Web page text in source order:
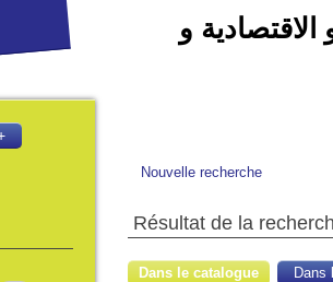
الاقتصادية و
Nouvelle recherche
Résultat de la
Dans le catalogue
Dans